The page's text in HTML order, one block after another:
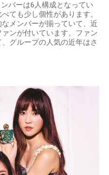
バーは6人構成となってい
ても少し個性があります。
メンバーが揃っていて、近
ンが付いています。ファン
グループの人気の近年はさ